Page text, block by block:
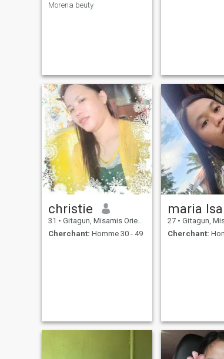
Morena beuty
christie
31 • Gitagun, Misamis Oriental, Philippines
Cherchant: Homme 30 - 49
maria
27 • Gitagun, Misamis
Cherchant: